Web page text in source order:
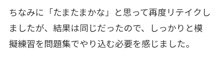
ちなみに「たまたまかな」と思って再度リテイクし
ましたが、結果は同じだったので、しっかりと模
擬練習を問題集でやり込む必要を感じました。